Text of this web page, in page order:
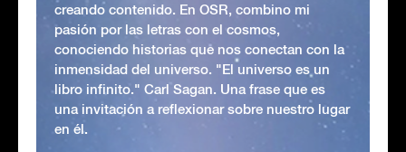
creando contenido. En OSR, combino mi
pasión por las letras con el cosmos,
conociendo historias que nos conectan con la
inmensidad del universo. "El universo es un
libro infinito." Carl Sagan. Una frase que es
una invitación a reflexionar sobre nuestro lugar
en él.